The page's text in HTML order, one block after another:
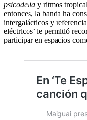
psicodelia y ritmos
entonces, la banda ha
intergalácticos y
eléctricos’ le permitió
participar en espacios